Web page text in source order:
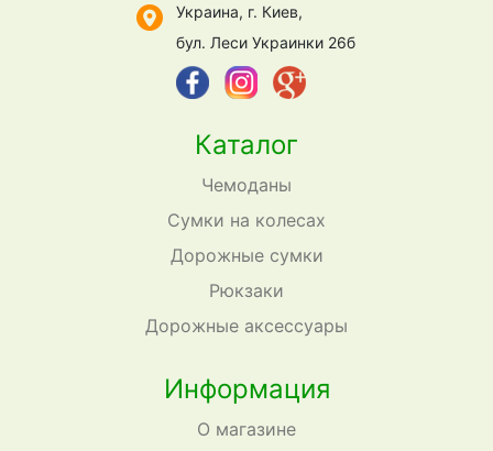
Каталог
Чемоданы
Сумки на колесах
Дорожные сумки
Рюкзаки
Дорожные аксессуары
Информация
О магазине
Украина, г. Киев,
бул. Леси Украинки 26б